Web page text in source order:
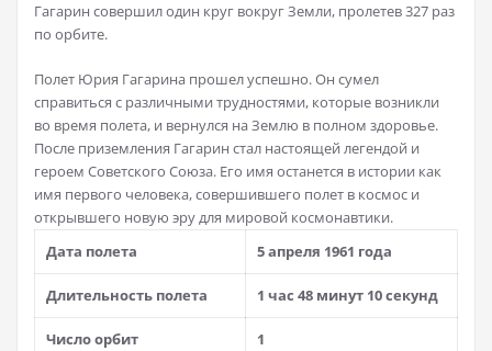
Гагарин совершил один круг вокруг Земли, пролетев 327 раз
по орбите.
Полет Юрия Гагарина прошел успешно. Он сумел
справиться с различными трудностями, которые возникли
во время полета, и вернулся на Землю в полном здоровье.
После приземления Гагарин стал настоящей легендой и
героем Советского Союза. Его имя останется в истории как
имя первого человека, совершившего полет в космос и
открывшего новую эру для мировой космонавтики.
Дата полета
5 апреля 1961 года
Длительность полета 1 час 48 минут 10 секунд
Число орбит 1